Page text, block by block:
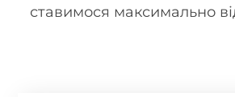
ставимося максимально